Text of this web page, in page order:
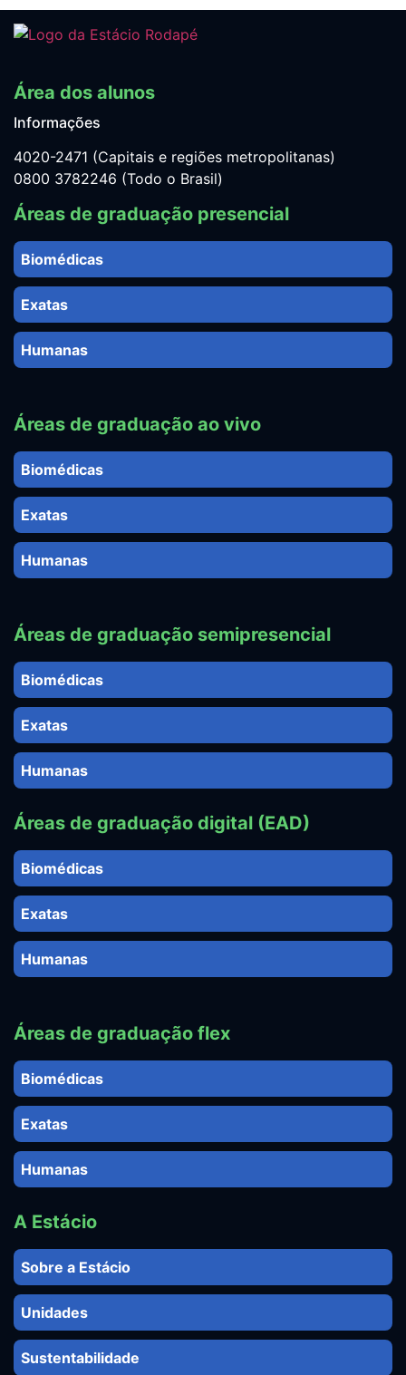
Área dos alunos
Informações
4020-2471 (Capitais e regiões metropolitanas)
0800 3782246 (Todo o Brasil)
Áreas de graduação presencial
Biomédicas
Exatas
Humanas
Áreas de graduação ao vivo
Biomédicas
Exatas
Humanas
Áreas de graduação semipresencial
Biomédicas
Exatas
Humanas
Áreas de graduação digital (EAD)
Biomédicas
Exatas
Humanas
Áreas de graduação flex
Biomédicas
Exatas
Humanas
A Estácio
Sobre a Estácio
Unidades
Sustentabilidade